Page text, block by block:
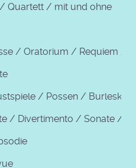
Quartett / mit und ohne
/ Oratorium / Requiem /
/ Possen / Burleske
/ Divertimento / Sonate /